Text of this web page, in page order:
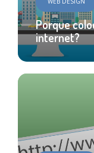
Porque
internet?